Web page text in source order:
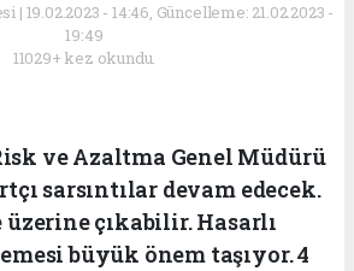
| 19.02.2023 - 14:46, Güncelleme: 21.02.2023 -
19:49
11029+ kez okundu.
ve Azaltma Genel Müdürü
sarsıntılar devam edecek.
çıkabilir. Hasarlı
büyük önem taşıyor. 4